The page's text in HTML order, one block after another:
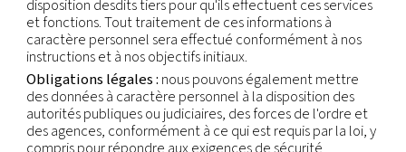
Pour toute question relative à l'identité du
vos données ou à vos données, veuillez
agent de protection de la vie privée en utilisant
e-mail affichée ci-dessous.